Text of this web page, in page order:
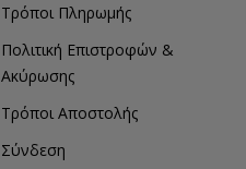
Τρόποι Πληρωμής
Πολιτική Επιστροφών &
Ακύρωσης
Τρόποι Αποστολής
Σύνδεση